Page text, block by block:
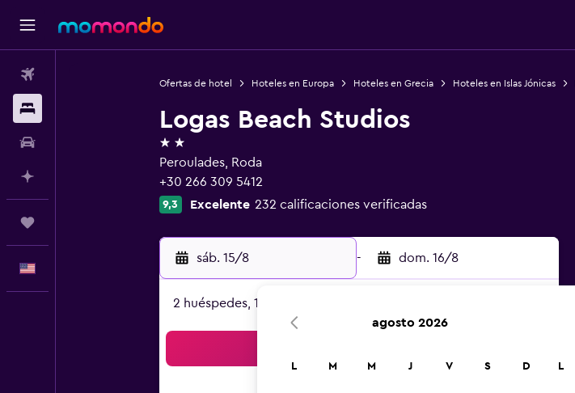
Ofertas de hotel Hoteles en Europa Hoteles en Grecia Hoteles en Islas Jónicas
Logas Beach Studios
2 estrellas
Peroulades, Roda
+30 266 309 5412
9,3 Excelente 232 calificaciones verificadas
sáb. 15/8 - dom. 16/8
2 huéspedes, 1 habitación
agosto 2026
L M M J V S D L